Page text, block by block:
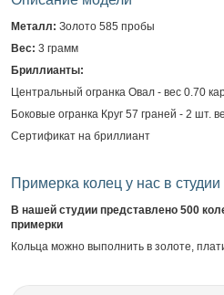
Металл: Золото 585 пробы
Вес: 3 грамм
Бриллианты:
Центральный огранка Овал - вес 0.70
Боковые огранка Круг 57 граней - 2 шт.
Сертификат на бриллиант
Примерка колец у нас в студии
В нашей студии представлено 500
примерки
Кольца можно выполнить в золоте,